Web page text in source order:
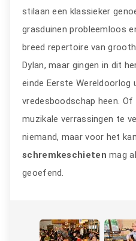
stilaan een klassieker
grasduinen probleemloos
breed repertoire van
Dylan, maar gingen in dit
einde Eerste
vredesboodschap heen.
muzikale verrassingen te
niemand, maar voor het
schremkeschietenmag
geoefend.